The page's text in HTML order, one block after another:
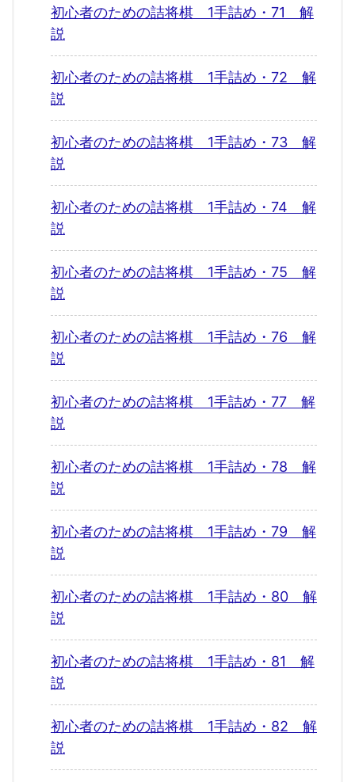
初心者のための詰将棋 1手詰め・71 解
説
初心者のための詰将棋 1手詰め・72 解
説
初心者のための詰将棋 1手詰め・73 解
説
初心者のための詰将棋 1手詰め・74 解
説
初心者のための詰将棋 1手詰め・75 解
説
初心者のための詰将棋 1手詰め・76 解
説
初心者のための詰将棋 1手詰め・77 解
説
初心者のための詰将棋 1手詰め・78 解
説
初心者のための詰将棋 1手詰め・79 解
説
初心者のための詰将棋 1手詰め・80 解
説
初心者のための詰将棋 1手詰め・81 解
説
初心者のための詰将棋 1手詰め・82 解
説